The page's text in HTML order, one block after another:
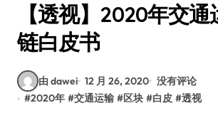
【透视】2020年交
链白皮书
由 dawei 12 月 26, 2020 没有评论
#2020年 #交通运输 #区块 #白皮 #透视